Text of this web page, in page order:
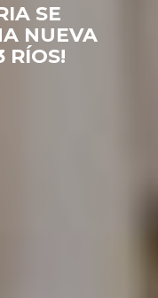
SE
NUEVA
RÍOS!